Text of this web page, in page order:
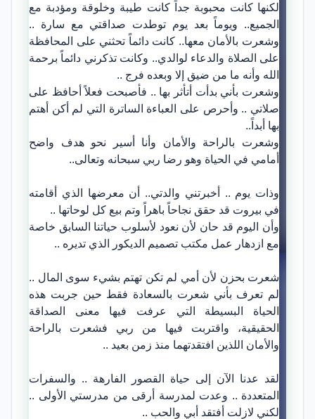
لكنها كانت محبوبة جداً كانت طيبة وخلوقة ومؤدبة مع
الجميع.. ويوماً بعد يوم توطدت صداقتي مع سارة ..
وشعرت بالأمان معها.. كانت دائماً تحثني على المحافظة
على الصلاة والدعاء لوالدي.. وكانت تذكرني دائماً برحمة
الله وأنه ما من ضيق إلا وبعده فرج ..
وشعرت بأني بدأت أتأثر بها .. فأصبحت فعلاً أحافظ على
صلاتي .. وأحرص على العباءة الساترة التي لم أكن أهتم
بها أبداً..
وشعرت بالراحة والأمان وأنا أسير نحو هدف واضح
أمامي في الحياة وهو رضا ربي سبحانه وتعالى..
وذات يوم .. أخبرتني والدتي.. أن معرضها الذي أقامته
في بيروت قد حقق نجاحاً باهراً وتم بيع كل لوحاتها ..
وأن اليوم قد حان لأن نعود لأسلوب حياتنا السابق خاصة
مع ازدهار عمل مكتب تصميم الديكور الذي تديره ..
شعرت بحزن لأن أمي لم تكن تهتم بشيء سوى المال ..
لم تعرف بأني شعرت بالسعادة فقط حين جربت هذه
الحياة البسيطة التي عرفت فيها معنى الصداقة
الحقيقية، واقتربت فيها من ربي فشعرت بالراحة
والأمان اللذين افتقدتهما منذ زمن بعيد ..
لقد عدنا الآن إلى حياة القصور الفارهة .. والسفرات
المتعددة .. وعدت لمدرسة أرقى من مدرستي الأولى ..
لكني لازلت أفتقد أبي والحب ..